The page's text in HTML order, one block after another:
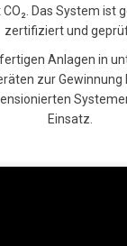
Das System ist
zertifiziert und
Anlagen in
zur
Einsatz.